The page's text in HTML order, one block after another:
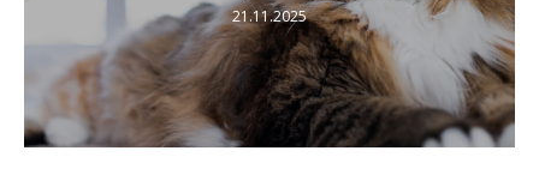
21.11.2025